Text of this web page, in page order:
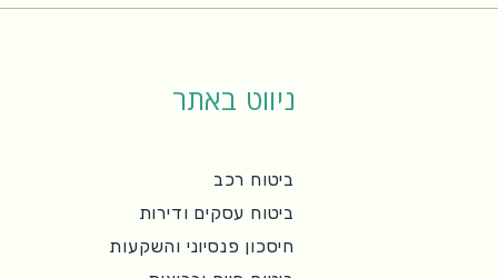
ניווט באתר
ביטוח רכב
ביטוח עסקים ודירות
חיסכון פנסיוני והשקעות